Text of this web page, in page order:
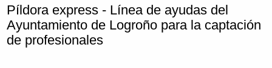
Píldora express - Línea de ayudas del
Ayuntamiento de Logroño para la captación
de profesionales